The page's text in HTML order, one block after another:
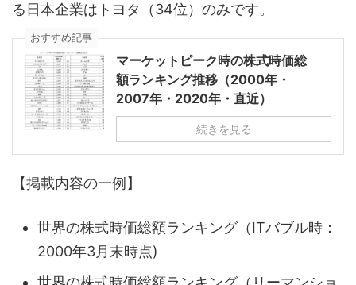
る日本企業はトヨタ（34位）のみです。
おすすめ記事
マーケットピーク時の株式時価総
額ランキング推移（2000年・
2007年・2020年・直近）
続きを見る
【掲載内容の一例】
世界の株式時価総額ランキング（ITバブル時：
2000年3月末時点)